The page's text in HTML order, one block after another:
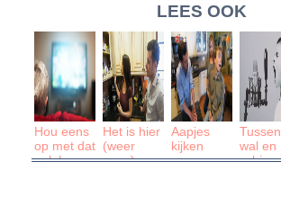
LEES OOK
Hou eens
op met dat
gelul:
Het is hier
(weer
eens)
Aapjes
kijken
Tussen
wal en
schip